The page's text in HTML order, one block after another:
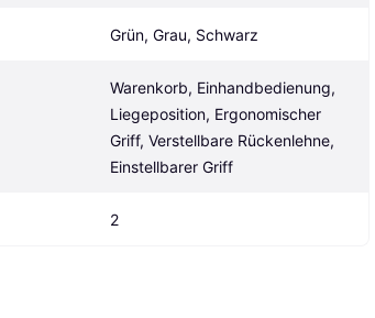
Grün, Grau, Schwarz
Warenkorb, Einhandbedienung,
Liegeposition, Ergonomischer
Griff, Verstellbare Rückenlehne,
Einstellbarer Griff
2